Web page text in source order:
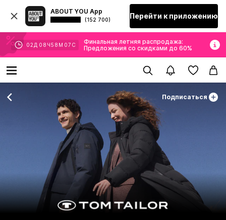
ABOUT YOU App
(152 700) Перейти к приложению
02 Д 08 Ч58 М 05 С
Финальная летняя распродажа:
Предложения со скидками до 60%
Подписаться